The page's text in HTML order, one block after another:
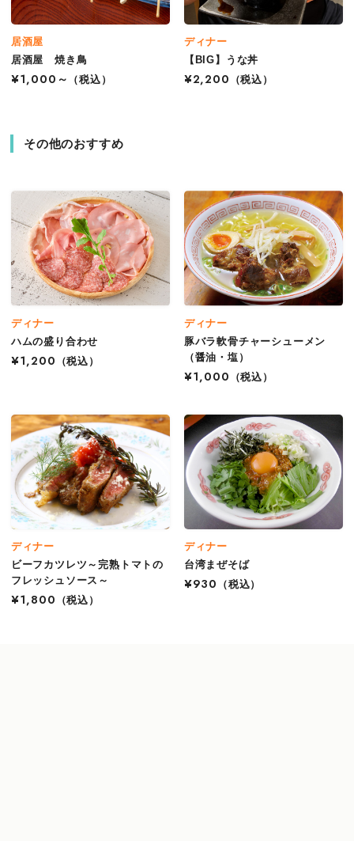
居酒屋
居酒屋 焼き鳥
¥1,000～
（税込）
ディナー
【BIG】うな丼
¥2,200
（税込）
その他のおすすめ
ディナー
ハムの盛り合わせ
¥1,200
（税込）
ディナー
豚バラ軟骨チャーシューメン
（醤油・塩）
¥1,000
（税込）
ディナー
ビーフカツレツ～完熟トマトの
フレッシュソース～
¥1,800
（税込）
ディナー
台湾まぜそば
¥930
（税込）